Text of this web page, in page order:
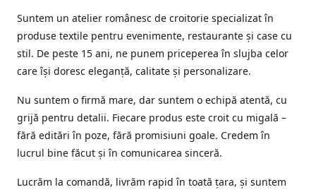
Suntem un atelier românesc de croitorie specializat în
produse textile pentru evenimente, restaurante și case cu
stil. De peste 15 ani, ne punem priceperea în slujba celor
care își doresc eleganță, calitate și personalizare.
Nu suntem o firmă mare, dar suntem o echipă atentă, cu
grijă pentru detalii. Fiecare produs este croit cu migală –
fără editări în poze, fără promisiuni goale. Credem în
lucrul bine făcut și în comunicarea sinceră.
Lucrăm la comandă, livrăm rapid în toată țara, și suntem